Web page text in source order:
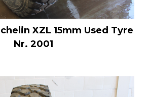
XZL 15mm Used Tyre
Nr. 2001